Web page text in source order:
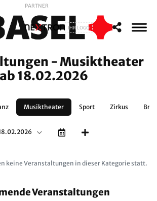
PARTNER
IHR LOGO
- Musiktheater
ab 18.02.2026
Musiktheater Sport Zirkus
keine Veranstaltungen in dieser Kategorie statt.
Veranstaltungen